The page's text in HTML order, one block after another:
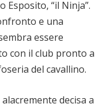
“il Ninja”.
e una
essere
con il club pronto a
del cavallino.
decisa a